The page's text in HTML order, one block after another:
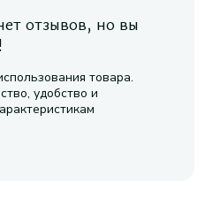
отзывов, но вы
товара.
удобство и